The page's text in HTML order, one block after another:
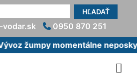
HĽADAŤ
vodar.sk
0950 870 251
žumpy momentálne